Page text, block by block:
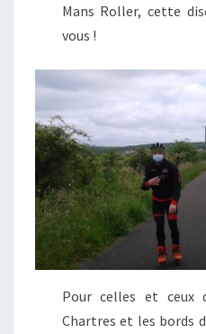
Mans Roller, cette
vous !
Pour celles et ceux
Chartres et les bords